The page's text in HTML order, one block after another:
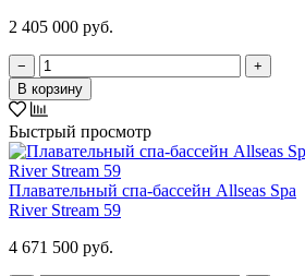
2 405 000 руб.
−
+
В корзину
Быстрый просмотр
Плавательный спа-бассейн Allseas Spa
River Stream 59
4 671 500 руб.